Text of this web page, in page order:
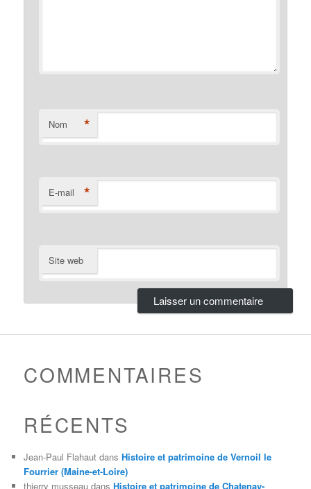
Nom *
E-mail *
Site web
COMMENTAIRES
RÉCENTS
Jean-Paul Flahaut dansHistoire et patrimoine de Vernoil le
Fourrier (Maine-et-Loire)
thierry musseau dansHistoire et patrimoine de Chatenay-